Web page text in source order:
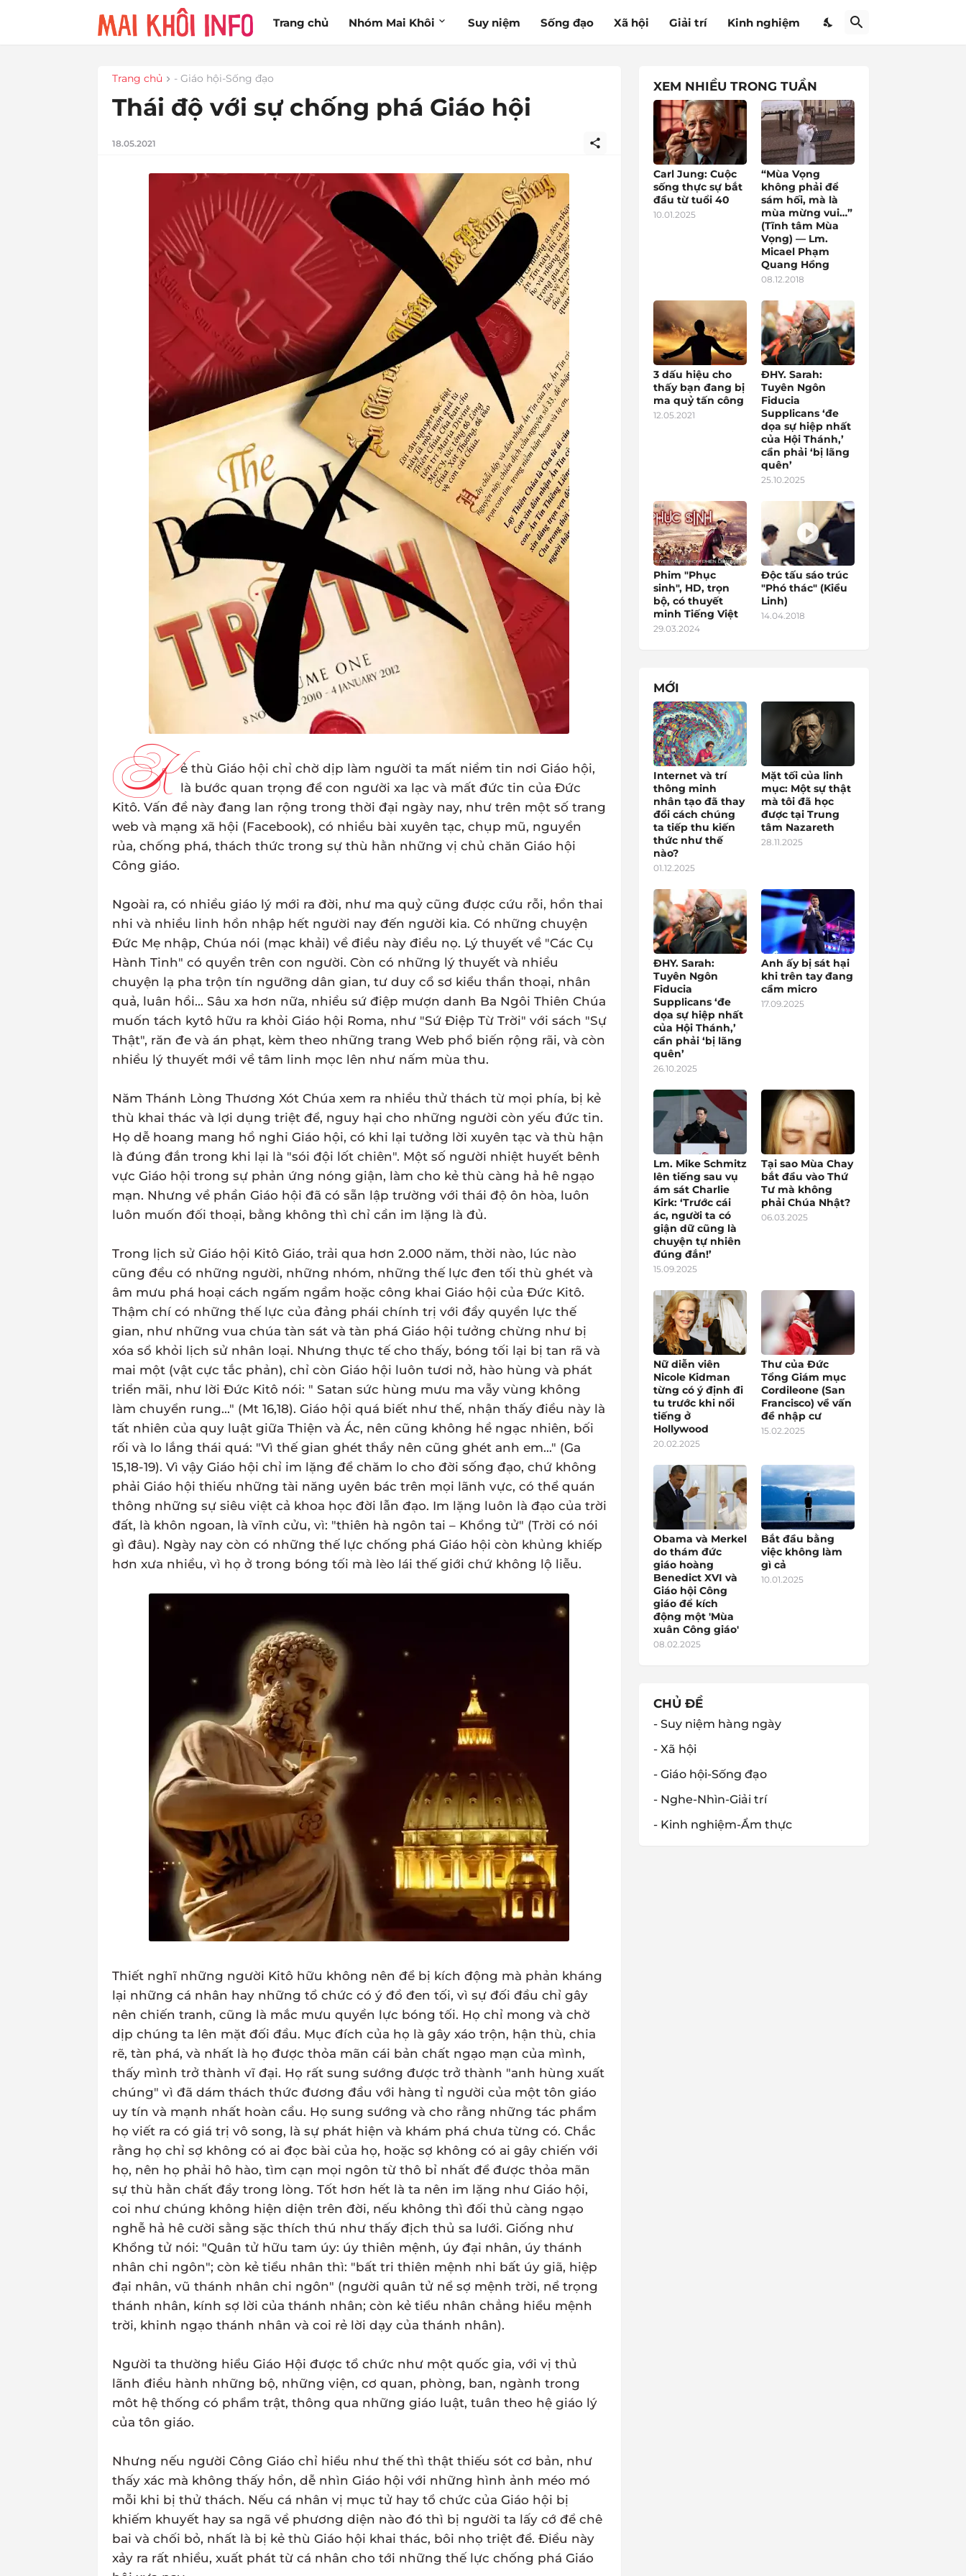
Trang chủ Nhóm Mai Khôi Suy niệm Sống đạo Xã hội Giải trí Kinh nghiệm
Trang chủ - Giáo hội-Sống đạo
Thái độ với sự chống phá Giáo hội
18.05.2021
K ẻ thù Giáo hội chỉ chờ dịp làm người ta mất niềm tin nơi Giáo hội,
là bước quan trọng để con người xa lạc và mất đức tin của Đức
Kitô. Vấn đề này đang lan rộng trong thời đại ngày nay, như trên một số trang
web và mạng xã hội (Facebook), có nhiều bài xuyên tạc, chụp mũ, nguyền
rủa, chống phá, thách thức trong sự thù hằn những vị chủ chăn Giáo hội
Công giáo.
Ngoài ra, có nhiều giáo lý mới ra đời, như ma quỷ cũng được cứu rỗi, hồn thai
nhi và nhiều linh hồn nhập hết người nay đến người kia. Có những chuyện
Đức Mẹ nhập, Chúa nói (mạc khải) về điều này điều nọ. Lý thuyết về "Các Cụ
Hành Tinh" có quyền trên con người. Còn có những lý thuyết và nhiều
chuyện lạ pha trộn tín ngưỡng dân gian, tư duy cổ sơ kiểu thần thoại, nhân
quả, luân hồi... Sâu xa hơn nữa, nhiều sứ điệp mượn danh Ba Ngôi Thiên Chúa
muốn tách kytô hữu ra khỏi Giáo hội Roma, như "Sứ Điệp Từ Trời" với sách "Sự
Thật", răn đe và án phạt, kèm theo những trang Web phổ biến rộng rãi, và còn
nhiều lý thuyết mới về tâm linh mọc lên như nấm mùa thu.
Năm Thánh Lòng Thương Xót Chúa xem ra nhiều thử thách từ mọi phía, bị kẻ
thù khai thác và lợi dụng triệt để, nguy hại cho những người còn yếu đức tin.
Họ dễ hoang mang hồ nghi Giáo hội, có khi lại tưởng lời xuyên tạc và thù hận
là đúng đắn trong khi lại là "sói đội lốt chiên". Một số người nhiệt huyết bênh
vực Giáo hội trong sự phản ứng nóng giận, làm cho kẻ thù càng hả hê ngạo
mạn. Nhưng về phần Giáo hội đã có sẵn lập trường với thái độ ôn hòa, luôn
luôn muốn đối thoại, bằng không thì chỉ cần im lặng là đủ.
Trong lịch sử Giáo hội Kitô Giáo, trải qua hơn 2.000 năm, thời nào, lúc nào
cũng đều có những người, những nhóm, những thế lực đen tối thù ghét và
âm mưu phá hoại cách ngấm ngầm hoặc công khai Giáo hội của Đức Kitô.
Thậm chí có những thế lực của đảng phái chính trị với đầy quyền lực thế
gian, như những vua chúa tàn sát và tàn phá Giáo hội tưởng chừng như bị
xóa sổ khỏi lịch sử nhân loại. Nhưng thực tế cho thấy, bóng tối lại bị tan rã và
mai một (vật cực tắc phản), chỉ còn Giáo hội luôn tươi nở, hào hùng và phát
triển mãi, như lời Đức Kitô nói: " Satan sức hùng mưu ma vẫy vùng không
làm chuyển rung..." (Mt 16,18). Giáo hội quá biết như thế, nhận thấy điều này là
tất nhiên của quy luật giữa Thiện và Ác, nên cũng không hề ngạc nhiên, bối
rối và lo lắng thái quá: "Vì thế gian ghét thầy nên cũng ghét anh em..." (Ga
15,18-19). Vì vậy Giáo hội chỉ im lặng để chăm lo cho đời sống đạo, chứ không
phải Giáo hội thiếu những tài năng uyên bác trên mọi lãnh vực, có thể quán
thông những sự siêu việt cả khoa học đời lẫn đạo. Im lặng luôn là đạo của trời
đất, là khôn ngoan, là vĩnh cửu, vì: "thiên hà ngôn tai – Khổng tử" (Trời có nói
gì đâu). Ngày nay còn có những thế lực chống phá Giáo hội còn khủng khiếp
hơn xưa nhiều, vì họ ở trong bóng tối mà lèo lái thế giới chứ không lộ liễu.
Thiết nghĩ những người Kitô hữu không nên để bị kích động mà phản kháng
lại những cá nhân hay những tổ chức có ý đồ đen tối, vì sự đối đầu chỉ gây
nên chiến tranh, cũng là mắc mưu quyền lực bóng tối. Họ chỉ mong và chờ
dịp chúng ta lên mặt đối đầu. Mục đích của họ là gây xáo trộn, hận thù, chia
rẽ, tàn phá, và nhất là họ được thỏa mãn cái bản chất ngạo mạn của mình,
thấy mình trở thành vĩ đại. Họ rất sung sướng được trở thành "anh hùng xuất
chúng" vì đã dám thách thức đương đầu với hàng tỉ người của một tôn giáo
uy tín và mạnh nhất hoàn cầu. Họ sung sướng và cho rằng những tác phẩm
họ viết ra có giá trị vô song, là sự phát hiện và khám phá chưa từng có. Chắc
rằng họ chỉ sợ không có ai đọc bài của họ, hoặc sợ không có ai gây chiến với
họ, nên họ phải hô hào, tìm cạn mọi ngôn từ thô bỉ nhất để được thỏa mãn
sự thù hằn chất đầy trong lòng. Tốt hơn hết là ta nên im lặng như Giáo hội,
coi như chúng không hiện diện trên đời, nếu không thì đối thủ càng ngạo
nghễ hả hê cười sằng sặc thích thú như thấy địch thủ sa lưới. Giống như
Khổng tử nói: "Quân tử hữu tam úy: úy thiên mệnh, úy đại nhân, úy thánh
nhân chi ngôn"; còn kẻ tiểu nhân thì: "bất tri thiên mệnh nhi bất úy giã, hiệp
đại nhân, vũ thánh nhân chi ngôn" (người quân tử nể sợ mệnh trời, nể trọng
thánh nhân, kính sợ lời của thánh nhân; còn kẻ tiểu nhân chẳng hiểu mệnh
trời, khinh ngạo thánh nhân và coi rẻ lời dạy của thánh nhân).
Người ta thường hiểu Giáo Hội được tổ chức như một quốc gia, với vị thủ
lãnh điều hành những bộ, những viện, cơ quan, phòng, ban, ngành trong
môt hệ thống có phẩm trật, thông qua những giáo luật, tuân theo hệ giáo lý
của tôn giáo.
Nhưng nếu người Công Giáo chỉ hiểu như thế thì thật thiếu sót cơ bản, như
thấy xác mà không thấy hồn, dễ nhìn Giáo hội với những hình ảnh méo mó
mỗi khi bị thử thách. Nếu cá nhân vị mục tử hay tổ chức của Giáo hội bị
khiếm khuyết hay sa ngã về phương diện nào đó thì bị người ta lấy cớ để chê
bai và chối bỏ, nhất là bị kẻ thù Giáo hội khai thác, bôi nhọ triệt để. Điều này
xảy ra rất nhiều, xuất phát từ cá nhân cho tới những thế lực chống phá Giáo
XEM NHIỀU TRONG TUẦN
Carl Jung: Cuộc
sống thực sự bắt
đầu từ tuổi 40
10.01.2025
“Mùa Vọng
không phải để
sám hối, mà là
mùa mừng vui…”
(Tĩnh tâm Mùa
Vọng) — Lm.
Micael Phạm
Quang Hồng
08.12.2018
3 dấu hiệu cho
thấy bạn đang bị
ma quỷ tấn công
12.05.2021
ĐHY. Sarah:
Tuyên Ngôn
Fiducia
Supplicans ‘đe
dọa sự hiệp nhất
của Hội Thánh,’
cần phải ‘bị lãng
quên’
25.10.2025
Phim "Phục
sinh", HD, trọn
bộ, có thuyết
minh Tiếng Việt
29.03.2024
Độc tấu sáo trúc
"Phó thác" (Kiều
Linh)
14.04.2018
MỚI
Internet và trí
thông minh
nhân tạo đã thay
đổi cách chúng
ta tiếp thu kiến
thức như thế
nào?
01.12.2025
Mặt tối của linh
mục: Một sự thật
mà tôi đã học
được tại Trung
tâm Nazareth
28.11.2025
ĐHY. Sarah:
Tuyên Ngôn
Fiducia
Supplicans ‘đe
dọa sự hiệp nhất
của Hội Thánh,’
cần phải ‘bị lãng
quên’
26.10.2025
Anh ấy bị sát hại
khi trên tay đang
cầm micro
17.09.2025
Lm. Mike Schmitz
lên tiếng sau vụ
ám sát Charlie
Kirk: ‘Trước cái
ác, người ta có
giận dữ cũng là
chuyện tự nhiên
đúng đắn!’
15.09.2025
Tại sao Mùa Chay
bắt đầu vào Thứ
Tư mà không
phải Chúa Nhật?
06.03.2025
Nữ diễn viên
Nicole Kidman
từng có ý định đi
tu trước khi nổi
tiếng ở
Hollywood
20.02.2025
Thư của Đức
Tổng Giám mục
Cordileone (San
Francisco) về vấn
đề nhập cư
15.02.2025
Obama và Merkel
do thám đức
giáo hoàng
Benedict XVI và
Giáo hội Công
giáo để kích
động một 'Mùa
xuân Công giáo'
08.02.2025
Bắt đầu bằng
việc không làm
gì cả
10.01.2025
CHỦ ĐỀ
- Suy niệm hàng ngày
- Xã hội
- Giáo hội-Sống đạo
- Nghe-Nhìn-Giải trí
- Kinh nghiệm-Ẩm thực